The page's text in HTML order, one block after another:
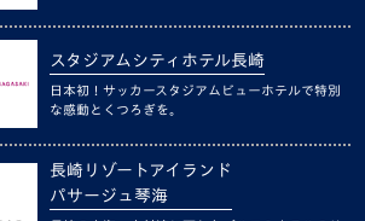
スタジアムシティホテル長崎
日本初！サッカースタジアムビューホテルで特別
な感動とくつろぎを。
長崎リゾートアイランド
パサージュ琴海